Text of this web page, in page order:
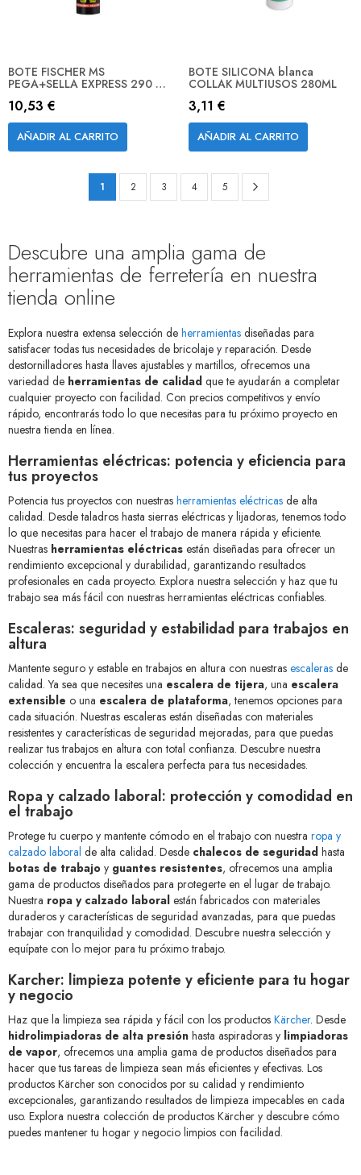
BOTE FISCHER MS
PEGA+SELLA EXPRESS 290 ML
10,53 €
AÑADIR AL CARRITO
BOTE SILICONA blanca
COLLAK MULTIUSOS 280ML
3,11 €
AÑADIR AL CARRITO
Página
Actualmente
página
1 Página
2 Página
3 Página
4 Página
5
Descubre una amplia gama de
herramientas de ferretería en nuestra
tienda online
Explora nuestra extensa selección de herramientas diseñadas para
satisfacer todas tus necesidades de bricolaje y reparación. Desde
destornilladores hasta llaves ajustables y martillos, ofrecemos una
variedad de herramientas de calidad que te ayudarán a completar
cualquier proyecto con facilidad. Con precios competitivos y envío
rápido, encontrarás todo lo que necesitas para tu próximo proyecto en
nuestra tienda en línea.
Herramientas eléctricas: potencia y eficiencia para
tus proyectos
Potencia tus proyectos con nuestras herramientas eléctricas de alta
calidad. Desde taladros hasta sierras eléctricas y lijadoras, tenemos todo
lo que necesitas para hacer el trabajo de manera rápida y eficiente.
Nuestras herramientas eléctricas están diseñadas para ofrecer un
rendimiento excepcional y durabilidad, garantizando resultados
profesionales en cada proyecto. Explora nuestra selección y haz que tu
trabajo sea más fácil con nuestras herramientas eléctricas confiables.
Escaleras: seguridad y estabilidad para trabajos en
altura
Mantente seguro y estable en trabajos en altura con nuestras escaleras de
calidad. Ya sea que necesites una escalera de tijera, una escalera
extensible o una escalera de plataforma, tenemos opciones para
cada situación. Nuestras escaleras están diseñadas con materiales
resistentes y características de seguridad mejoradas, para que puedas
realizar tus trabajos en altura con total confianza. Descubre nuestra
colección y encuentra la escalera perfecta para tus necesidades.
Ropa y calzado laboral: protección y comodidad en
el trabajo
Protege tu cuerpo y mantente cómodo en el trabajo con nuestra ropa y
calzado laboral de alta calidad. Desde chalecos de seguridad hasta
botas de trabajo y guantes resistentes, ofrecemos una amplia
gama de productos diseñados para protegerte en el lugar de trabajo.
Nuestra ropa y calzado laboral están fabricados con materiales
duraderos y características de seguridad avanzadas, para que puedas
trabajar con tranquilidad y comodidad. Descubre nuestra selección y
equípate con lo mejor para tu próximo trabajo.
Karcher: limpieza potente y eficiente para tu hogar
y negocio
Haz que la limpieza sea rápida y fácil con los productos Kärcher. Desde
hidrolimpiadoras de alta presión hasta aspiradoras y limpiadoras
de vapor, ofrecemos una amplia gama de productos diseñados para
hacer que tus tareas de limpieza sean más eficientes y efectivas. Los
productos Kärcher son conocidos por su calidad y rendimiento
excepcionales, garantizando resultados de limpieza impecables en cada
uso. Explora nuestra colección de productos Kärcher y descubre cómo
puedes mantener tu hogar y negocio limpios con facilidad.